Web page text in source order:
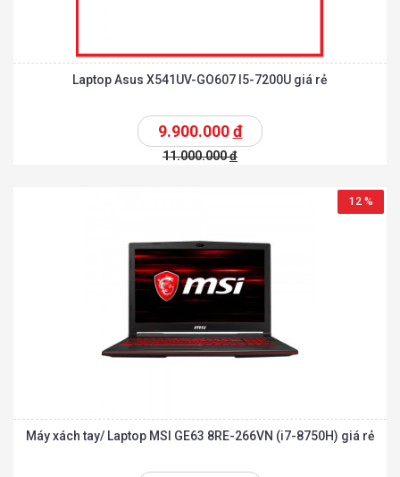
Laptop Asus X541UV-GO607 I5-7200U giá rẻ
9.900.000đ
11.000.000đ
12 %
Máy xách tay/ Laptop MSI GE63 8RE-266VN (i7-8750H) giá rẻ